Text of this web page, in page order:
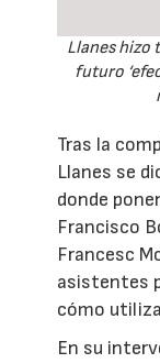
Llanes hizo
futuro
Tras la
Llanes se
donde
Francisco
Francesc
asistentes
cómo
En su